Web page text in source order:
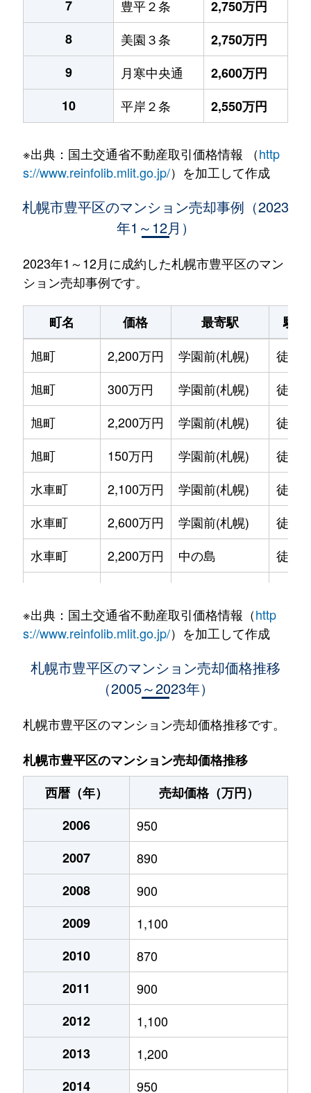
7 豊平２条
2,750万円
8
美園３条
2,750万円
9
月寒中央通
2,600万円
10
平岸２条 2,550万円
※出典：国土交通省不動産取引価格情報 （http
s://www.reinfolib.mlit.go.jp/）を加工して作成
札幌市豊平区のマンション売却事例（2023
年1～12月）
2023年1～12月に成約した札幌市豊平区のマン
ション売却事例です。
町名 価格 最寄駅
駅
旭町
2,200万円 学園前(札幌)
徒歩
旭町
300万円 学園前(札幌)
徒歩
旭町
2,200万円 学園前(札幌)
徒歩
旭町
150万円 学園前(札幌)
徒歩
水車町
2,100万円 学園前(札幌)
徒歩
水車町
2,600万円 学園前(札幌)
徒歩
水車町
2,200万円 中の島
徒歩
水車町
1,400万円 中の島
徒歩
2,500万円 月寒中央
月寒中央通
2,700万円 月寒中央
月寒中央通
1,500万円 月寒中央
月寒中央通
3,000万円 月寒中央
月寒中央通
2,000万円
月寒中央通
260万円
月寒中央通
3,000万円
月寒中央通
3,300万円
月寒西１条
2,900万円
月寒西１条
1,600万円
月寒西１条
1,400万円
月寒西１条
1,100万円
月寒西２条
2,000万円
※出典：国土交通省不動産取引価格情報（http
s://www.reinfolib.mlit.go.jp/）を加工して作成
札幌市豊平区のマンション売却価格推移
（2005～2023年）
札幌市豊平区のマンション売却価格推移です。
札幌市豊平区のマンション売却価格推移
西暦（年）
売却価格（万円）
2006
950
2007
890
2008
900
2009
1,100
2010
870
2011
900
2012
1,100
2013
1,200
2014
950